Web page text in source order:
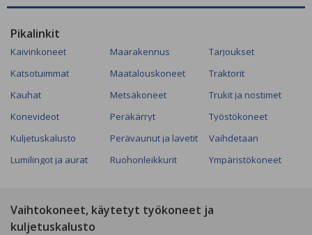
Pikalinkit
Kaivinkoneet
Katsotuimmat
Kauhat
Konevideot
Kuljetuskalusto
Lumilingot ja aurat
Maarakennus
Maatalouskoneet
Metsäkoneet
Peräkärryt
Perävaunut ja lavetit
Ruohonleikkurit
Tarjoukset
Traktorit
Trukit ja nostimet
Työstökoneet
Vaihdetaan
Ympäristökoneet
Vaihtokoneet, käytetyt työkoneet ja
kuljetuskalusto